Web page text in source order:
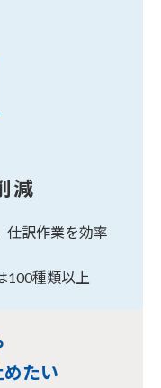
減
仕訳作業を効率
100種類以上
たい